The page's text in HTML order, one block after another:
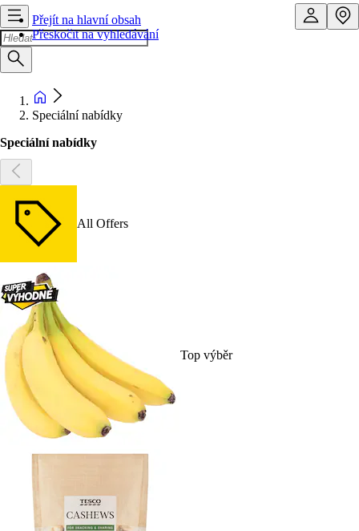
Přejít na hlavní obsah
Přeskočit na vyhledávání
Speciální nabídky
Speciální nabídky
All Offers
Top výběr